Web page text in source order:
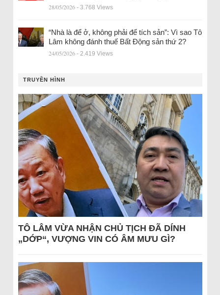
28/05/2026 - 3.768 Views
“Nhà là để ở, không phải để tích sản”: Vì sao Tô
Lâm không đánh thuế Bất Động sản thứ 2?
24/05/2026 - 2.419 Views
TRUYỀN HÌNH
TÔ LÂM VỪA NHẬN CHỦ TỊCH ĐÃ DÍNH
„DỚP“, VƯỢNG VIN CÓ ÂM MƯU GÌ?